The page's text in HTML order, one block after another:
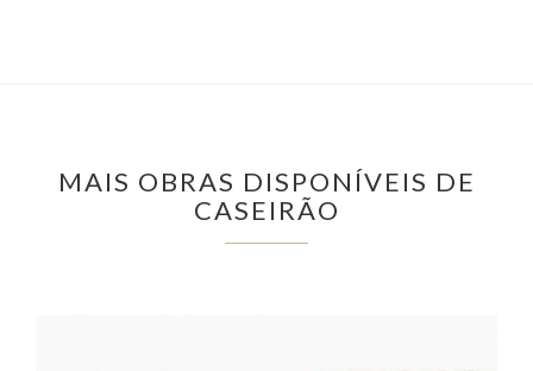
MAIS OBRAS DISPONÍVEIS DE
CASEIRÃO